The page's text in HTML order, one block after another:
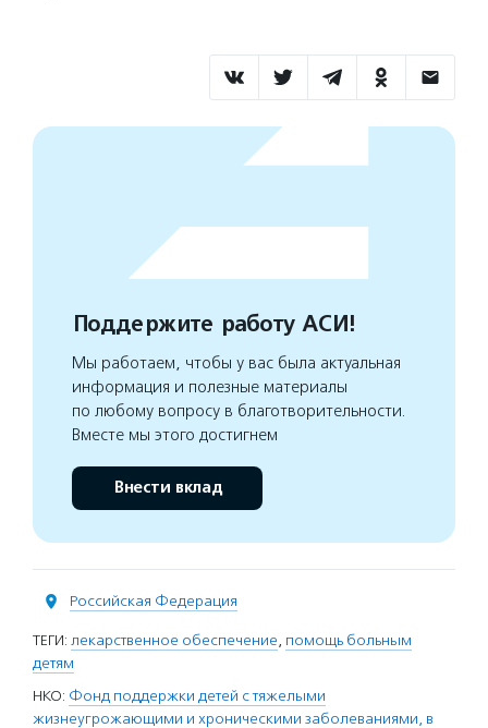
Поддержите работу АСИ!
Мы работаем, чтобы у вас была актуальная
информация и полезные материалы
по любому вопросу в благотворительности.
Вместе мы этого достигнем
Внести вклад
Российская Федерация
ТЕГИ: лекарственное обеспечение, помощь больным
детям
НКО: Фонд поддержки детей с тяжелыми
жизнеугрожающими и хроническими заболеваниями, в